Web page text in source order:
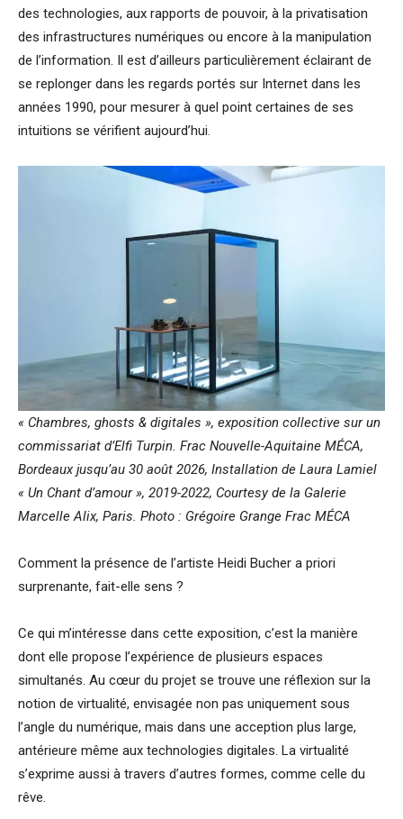
des technologies, aux rapports de pouvoir, à la privatisation
des infrastructures numériques ou encore à la manipulation
de l’information. Il est d’ailleurs particulièrement éclairant de
se replonger dans les regards portés sur Internet dans les
années 1990, pour mesurer à quel point certaines de ses
intuitions se vérifient aujourd’hui.
« Chambres, ghosts & digitales », exposition collective sur un
commissariat d’Elfi Turpin. Frac Nouvelle-Aquitaine MÉCA,
Bordeaux jusqu’au 30 août 2026, Installation de Laura Lamiel
« Un Chant d’amour », 2019-2022, Courtesy de la Galerie
Marcelle Alix, Paris. Photo : Grégoire Grange Frac MÉCA
Comment la présence de l’artiste Heidi Bucher a priori
surprenante, fait-elle sens ?
Ce qui m’intéresse dans cette exposition, c’est la manière
dont elle propose l’expérience de plusieurs espaces
simultanés. Au cœur du projet se trouve une réflexion sur la
notion de virtualité, envisagée non pas uniquement sous
l’angle du numérique, mais dans une acception plus large,
antérieure même aux technologies digitales. La virtualité
s’exprime aussi à travers d’autres formes, comme celle du
rêve.